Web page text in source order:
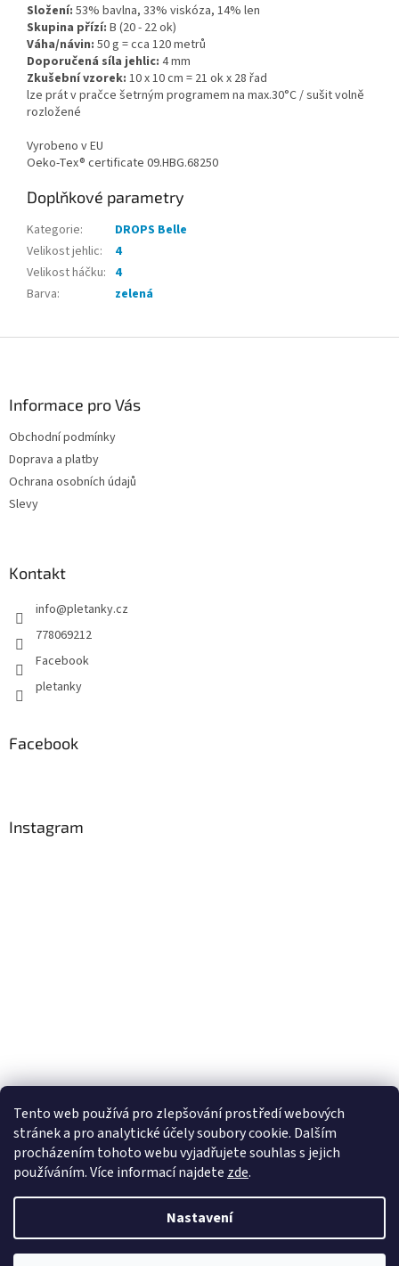
Tento web používá pro zlepšování prostředí webových
stránek a pro analytické účelysoubory cookie. Dalším
procházením tohoto webu vyjadřujete souhlas s jejich
používáním. Více informacínajdete zde.
Nastavení
Složení: 53% bavlna, 33% viskóza, 14% len
Skupina přízí: B (20 - 22 ok)
Váha/návin: 50 g = cca 120 metrů
Doporučená síla jehlic: 4 mm
Zkušební vzorek: 10 x 10 cm = 21 ok x 28 řad
lze prát v pračce šetrným programem na max.30°C / sušit volně
rozložené
Vyrobeno v EU
Oeko-Tex® certificate 09.HBG.68250
Doplňkové parametry
Kategorie:
DROPS Belle
Velikost jehlic:
4
Velikost háčku: 4
Barva: zelená
Informace pro Vás
Obchodní podmínky
Doprava a platby
Ochrana osobních údajů
Slevy
Kontakt
info@pletanky.cz
778069212
Facebook
pletanky
Facebook
Instagram
Sledovat na Instagramu
Copyright 2026Pletanky. Všechna práva vyhrazena.